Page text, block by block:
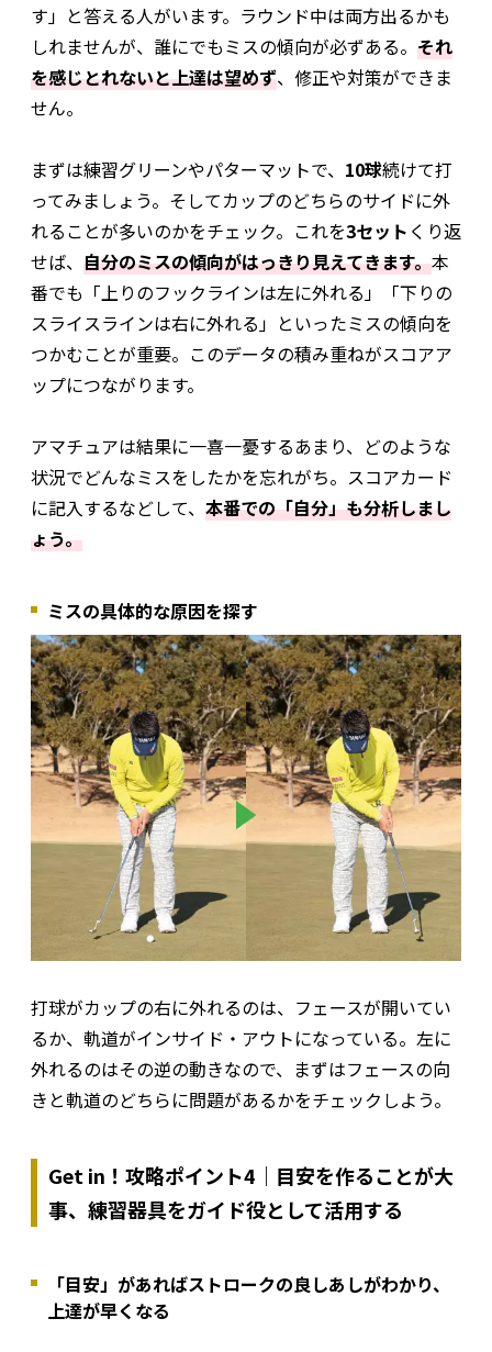
す」と答える人がいます。ラウンド中は両方出るかも
しれませんが、誰にでもミスの傾向が必ずある。 それ
を感じとれないと上達は望めず、修正や対策ができま
せん。
まずは練習グリーンやパターマットで、 10球続けて打
ってみましょう。そしてカップのどちらのサイドに外
れることが多いのかをチェック。これを3セット くり返
せば、 自分のミスの傾向がはっきり見えてきます。本
番でも「上りのフックラインは左に外れる」「下りの
スライスラインは右に外れる」といったミスの傾向を
つかむことが重要。このデータの積み重ねがスコアア
ップにつながります。
アマチュアは結果に一喜一憂するあまり、どのような
状況でどんなミスをしたかを忘れがち。スコアカード
に記入するなどして、 本番での「自分」も分析しまし
ょう。
ミスの具体的な原因を探す
打球がカップの右に外れるのは、フェースが開いてい
るか、軌道がインサイド・アウトになっている。左に
外れるのはその逆の動きなので、まずはフェースの向
きと軌道のどちらに問題があるかをチェックしよう。
Get in！攻略ポイント4｜目安を作ることが大
事、練習器具をガイド役として活用する
「目安」があればストロークの良しあしがわかり、
上達が早くなる